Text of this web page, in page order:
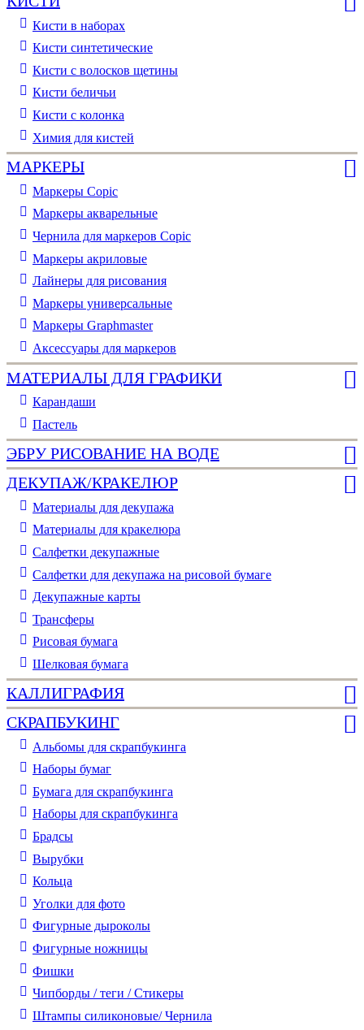
Кисти в наборах
Кисти синтетические
Кисти с волосков щетины
Кисти беличьи
Кисти с колонка
Химия для кистей
МАРКЕРЫ
Маркеры Copic
Маркеры акварельные
Чернила для маркеров Copic
Маркеры акриловые
Лайнеры для рисования
Маркеры универсальные
Маркеры Graphmaster
Аксессуары для маркеров
МАТЕРИАЛЫ ДЛЯ ГРАФИКИ
Карандаши
Пастель
ЭБРУ РИСОВАНИЕ НА ВОДЕ
ДЕКУПАЖ/КРАКЕЛЮР
Материалы для декупажа
Материалы для кракелюра
Cалфетки декупажные
Салфетки для декупажа на рисовой бумаге
Декупажные карты
Трансферы
Рисовая бумага
Шелковая бумага
КАЛЛИГРАФИЯ
СКРАПБУКИНГ
Альбомы для скрапбукинга
Наборы бумаг
Бумага для скрапбукинга
Наборы для скрапбукинга
Брадсы
Вырубки
Кольца
Уголки для фото
Фигурные дыроколы
Фигурные ножницы
Фишки
Чипборды / теги / Стикеры
Штампы силиконовые/ Чернила